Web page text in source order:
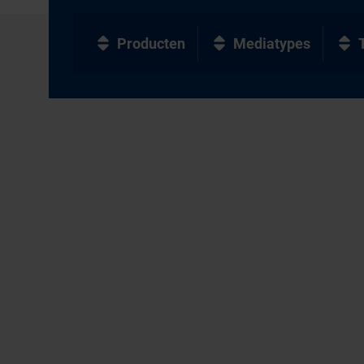
Producten Mediatypes